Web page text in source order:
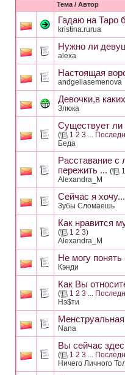
Тема / Автор
Гадаю на Таро
kristina.rurua
Нужно ли
alexa
Настоящая
andgellasemenova
Девочки,в
Злюка
Существует
( 1 2 3 ...
Беда
Расставание
пережить ... ( 1
Alexandra_M
Сейчас я
Зубы Сломаешь
Как нравится
( 1 2 3)
Alexandra_M
Не могу
Кэнди
Как Вы
( 1 2 3 ...
Нэ$ти
Nana
Вы сейчас
( 1 2 3 ...
Ничего Личного